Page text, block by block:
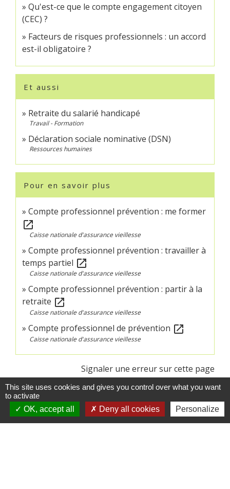
Qu'est-ce que le compte engagement citoyen
(CEC) ?
Facteurs de risques professionnels : un accord
est-il obligatoire ?
Et aussi
Retraite du salarié handicapé
Travail - Formation
Déclaration sociale nominative (DSN)
Ressources humaines
Pour en savoir plus
Compte professionnel prévention : me former
open_in_new
Caisse nationale d'assurance vieillesse
Compte professionnel prévention : travailler à
temps partiel open_in_new
Caisse nationale d'assurance vieillesse
Compte professionnel prévention : partir à la
retraite open_in_new
Caisse nationale d'assurance vieillesse
Compte professionnel de prévention open_in_new
Caisse nationale d'assurance vieillesse
Signaler une erreur sur cette page
This site uses cookies and gives you control over what you want
to activate
OK, accept all
Deny all cookies Personalize